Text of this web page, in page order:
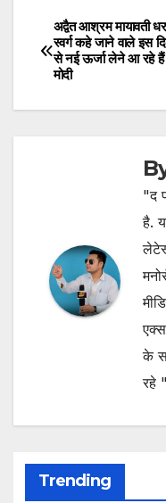
Post
अद्वैत आश्रम मायावती
स्वर्ग कहे जाने वाले इस
से नई ऊर्जा लेने आ रहे हैं
मोदी
"द
है.
के
रहे
Trending